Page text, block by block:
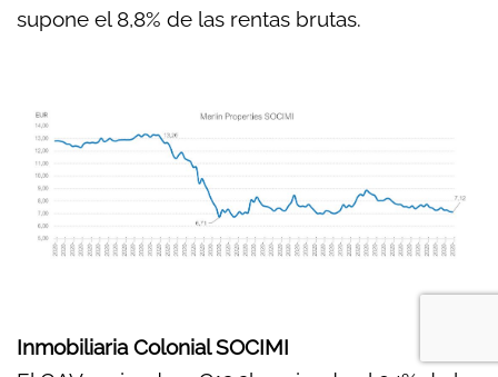
supone el 8,8% de las rentas brutas.
Inmobiliaria Colonial SOCIMI